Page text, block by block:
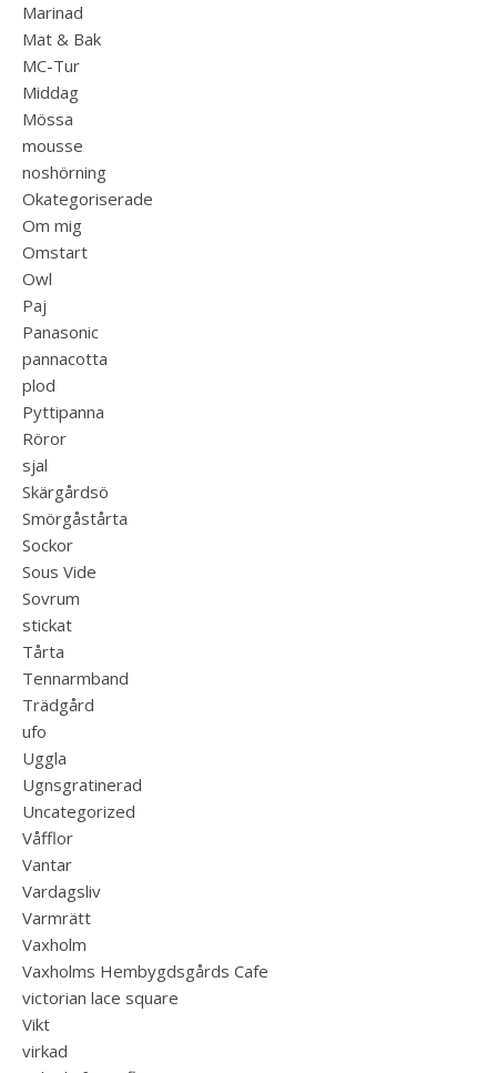
Marinad
Mat & Bak
MC-Tur
Middag
Mössa
mousse
noshörning
Okategoriserade
Om mig
Omstart
Owl
Paj
Panasonic
pannacotta
plod
Pyttipanna
Röror
sjal
Skärgårdsö
Smörgåstårta
Sockor
Sous Vide
Sovrum
stickat
Tårta
Tennarmband
Trädgård
ufo
Uggla
Ugnsgratinerad
Uncategorized
Våfflor
Vantar
Vardagsliv
Varmrätt
Vaxholm
Vaxholms Hembygdsgårds Cafe
victorian lace square
Vikt
virkad